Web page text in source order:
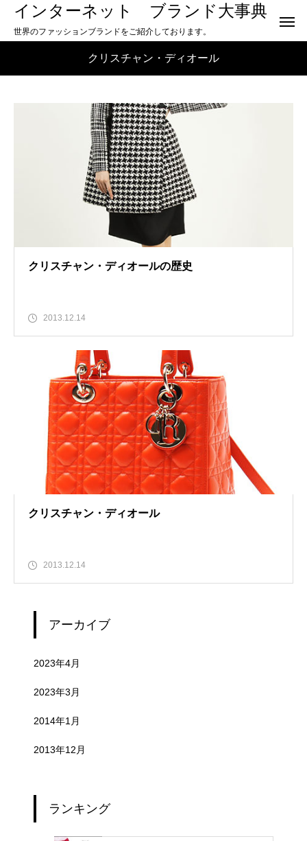
インターネット ブランド大事典
世界のファッションブランドをご紹介しております。
クリスチャン・ディオール
クリスチャン・ディオールの歴史
2013.12.14
クリスチャン・ディオール
2013.12.14
アーカイブ
2023年4月
2023年3月
2014年1月
2013年12月
ランキング